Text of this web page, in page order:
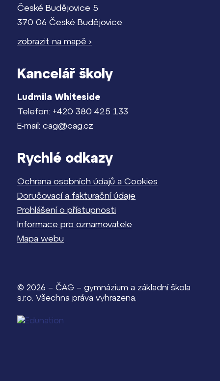
České Budějovice 5
370 06 České Budějovice
zobrazit na mapě ›
Kancelář školy
Ludmila Whiteside
Telefon: +420 380 425 133
E-mail: cag@cag.cz
Rychlé odkazy
Ochrana osobních údajů a Cookies
Doručovací a fakturační údaje
Prohlášení o přístupnosti
Informace pro oznamovatele
Mapa webu
© 2026 – ČAG – gymnázium a základní škola
s.r.o. Všechna práva vyhrazena.